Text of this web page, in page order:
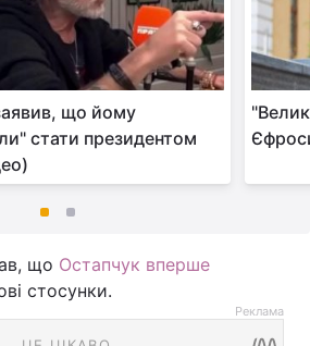
що йому
стати президентом
що Остапчук вперше
стосунки.
Реклама